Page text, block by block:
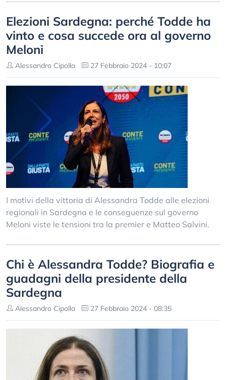
Elezioni Sardegna: perché Todde ha
vinto e cosa succede ora al governo
Meloni
Alessandro Cipolla 27 Febbraio 2024 - 10:07
I motivi della vittoria di Alessandra Todde alle elezioni
regionali in Sardegna e le conseguenze sul governo
Meloni viste le tensioni tra la premier e Matteo Salvini.
Chi è Alessandra Todde? Biografia e
guadagni della presidente della
Sardegna
Alessandro Cipolla 27 Febbraio 2024 - 08:35